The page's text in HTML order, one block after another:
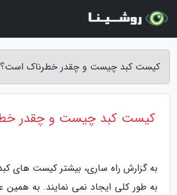
کیست کبد چیست و چقدر خطرناک است؟
کیست کبد چیست و چقدر
به گزارش راه ساری، بیشتر کیست های
به طور کلی ایجاد نمی نمایند. به همین